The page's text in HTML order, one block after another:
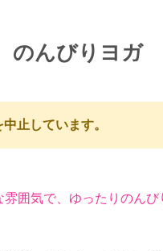
んびりヨガ
止しています。
雰囲気で、ゆったりのん